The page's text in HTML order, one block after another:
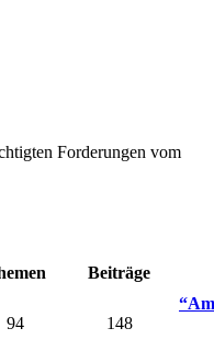
Forderungen vom
Beiträge
94 148